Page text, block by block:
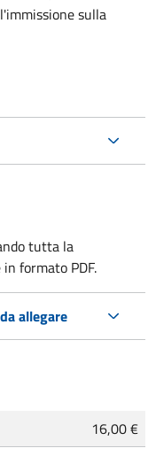
sulla
tutta la
formato PDF.
allegare
16,00 €